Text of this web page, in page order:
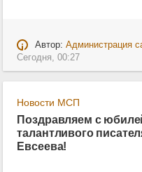
Автор: Администрация
Сегодня, 00:27
Новости МСП
Поздравляем с
талантливого
Евсеева!